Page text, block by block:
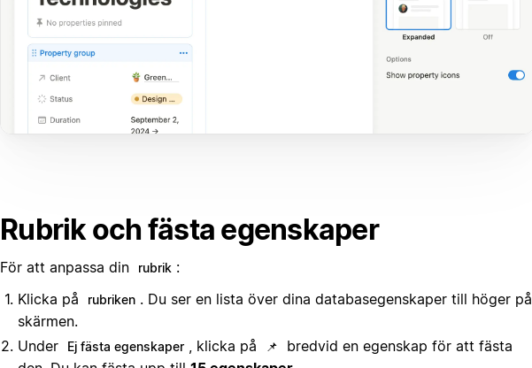
Rubrik och fästa egenskaper
För att anpassa din rubrik :
Klicka på
rubriken . Du ser en lista över dina databasegenskaper till höger på
skärmen.
Under
Ej fästa egenskaper , klicka på 📌
bredvid en egenskap för att fästa